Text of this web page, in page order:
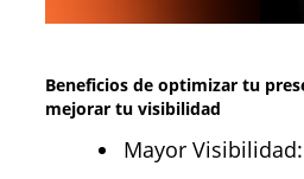
Beneficios de optimizar tu
mejorar tu visibilidad
Mayor Visibilidad: